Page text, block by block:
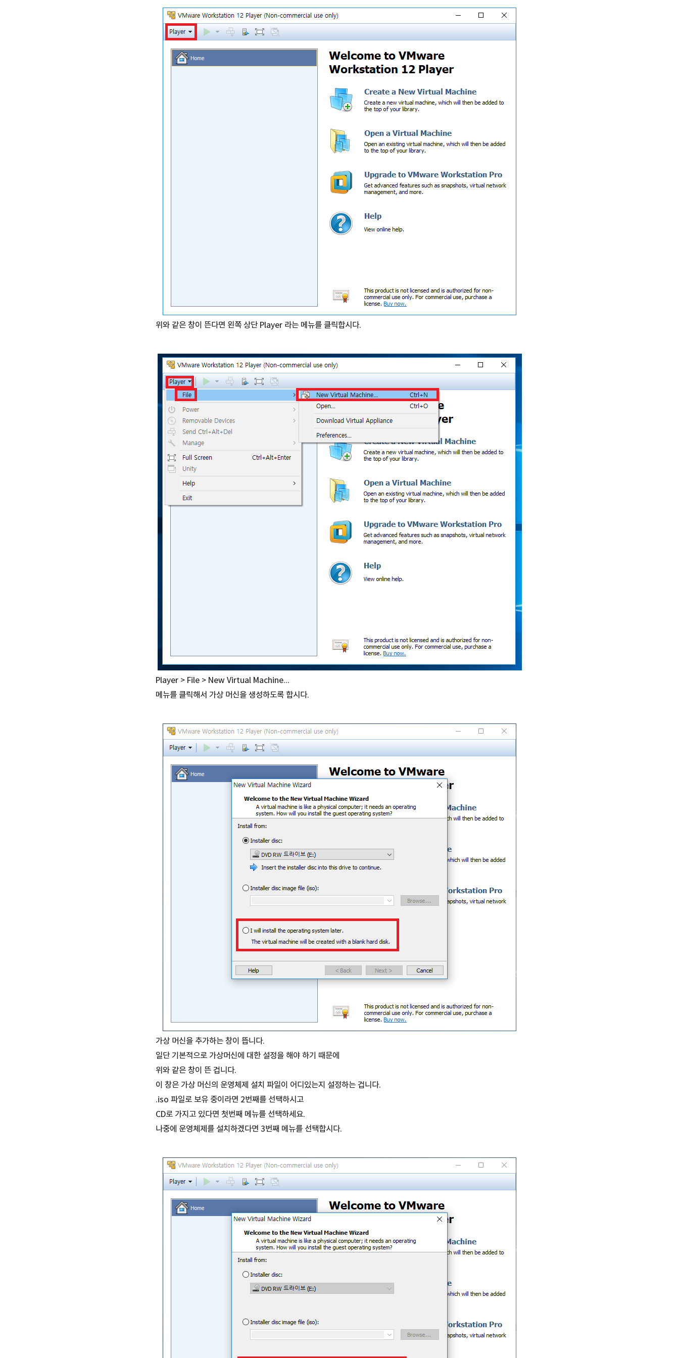
위와 같은 창이 뜬다면 왼쪽 상단 Player 라는 메뉴를 클릭합시다.
Player > File > New Virtual Machine...
메뉴를 클릭해서 가상 머신을 생성하도록 합시다.
가상 머신을 추가하는 창이 뜹니다.
일단 기본적으로 가상머신에 대한 설정을 해야 하기 때문에
위와 같은 창이 뜬 겁니다.
이 창은 가상 머신의 운영체제 설치 파일이 어디있는지 설정하는 겁니다.
.iso 파일로 보유 중이라면 2번째를 선택하시고
CD로 가지고 있다면 첫번째 메뉴를 선택하세요.
나중에 운영체제를 설치하겠다면 3번째 메뉴를 선택합시다.